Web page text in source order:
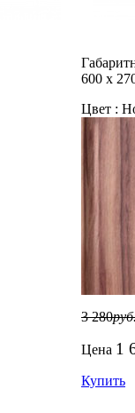
600 х
Цвет :
3 280
Цена 1
Купить